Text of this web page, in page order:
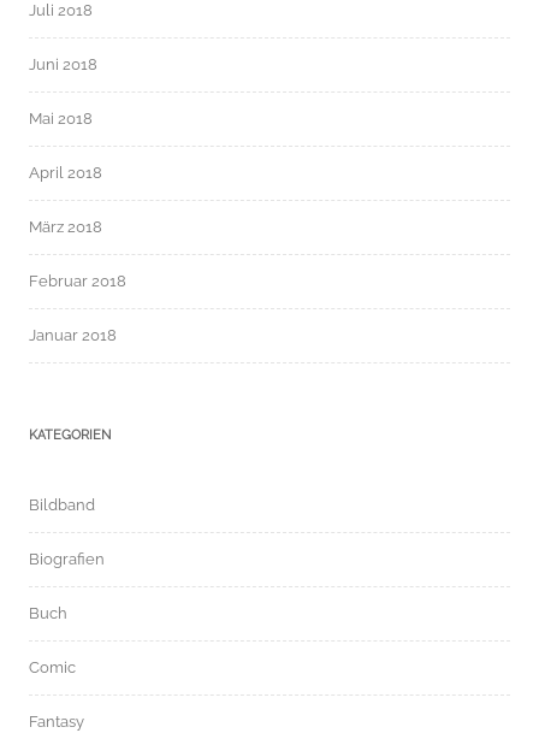
Juli 2018
Juni 2018
Mai 2018
April 2018
März 2018
Februar 2018
Januar 2018
KATEGORIEN
Bildband
Biografien
Buch
Comic
Fantasy